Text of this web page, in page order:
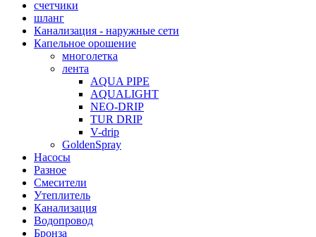
счетчики
шланг
Канализация - наружные сети
Капельное орошение
многолетка
лента
AQUA PIPE
AQUALIGHT
NEO-DRIP
TUR DRIP
V-drip
GoldenSpray
Насосы
Разное
Смесители
Утеплитель
Канализация
Водопровод
Бронза